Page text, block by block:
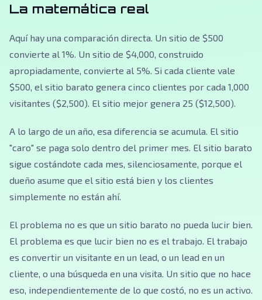
La matemática real
Aquí hay una comparación directa. Un sitio de $500
convierte al 1%. Un sitio de $4,000, construido
apropiadamente, convierte al 5%. Si cada cliente vale
$500, el sitio barato genera cinco clientes por cada 1,000
visitantes ($2,500). El sitio mejor genera 25 ($12,500).
A lo largo de un año, esa diferencia se acumula. El sitio
"caro" se paga solo dentro del primer mes. El sitio barato
sigue costándote cada mes, silenciosamente, porque el
dueño asume que el sitio está bien y los clientes
simplemente no están ahí.
El problema no es que un sitio barato no pueda lucir bien.
El problema es que lucir bien no es el trabajo. El trabajo
es convertir un visitante en un lead, o un lead en un
cliente, o una búsqueda en una visita. Un sitio que no hace
eso, independientemente de lo que costó, no es un activo.